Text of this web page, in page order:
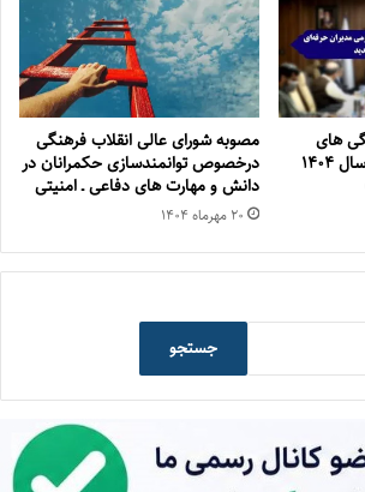
های
عمومی مدیران حرفه‌ای سال ۱۴۰۴
مصوبه شورای عالی انقلاب فرهنگی
درخصوص توانمندسازی حكمرانان در
دانش و مهارت های دفاعی ـ امنیتی
۲۰ مهر‌ماه ۱۴۰۴
جستجو